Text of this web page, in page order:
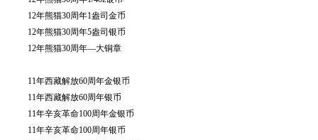
12年熊猫30周年1盎司金币
12年熊猫30周年5盎司银币
12年熊猫30周年—大铜章
11年西藏解放60周年金银币
11年西藏解放60周年银币
11年辛亥革命100周年金银币
11年辛亥革命100周年银币